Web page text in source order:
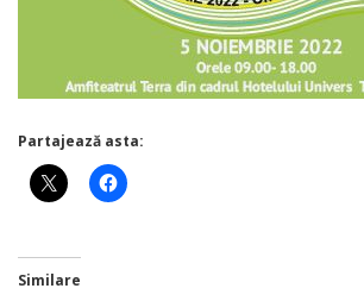
Partajează asta:
Similare